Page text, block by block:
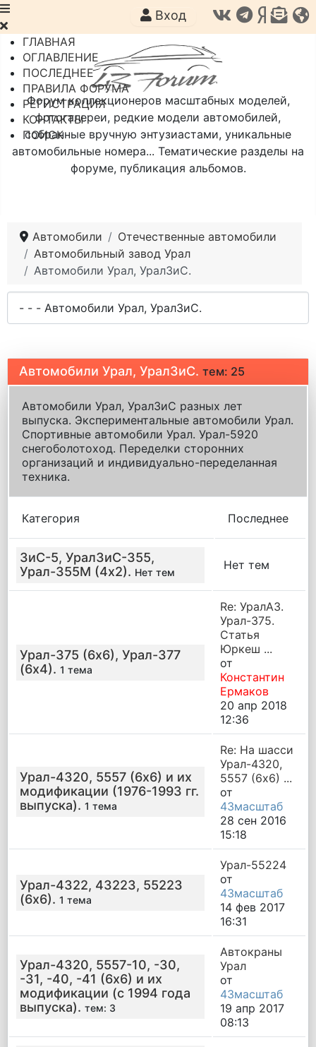
Форум коллекционеров масштабных моделей,
фотогалереи, редкие модели автомобилей,
собранные вручную энтузиастами, уникальные
автомобильные номера... Тематические разделы на
форуме, публикация альбомов.
Вход
ГЛАВНАЯ
ОГЛАВЛЕНИЕ
ПОСЛЕДНЕЕ
ПРАВИЛА ФОРУМА
РЕГИСТРАЦИЯ
КОНТАКТЫ
ПОИСК
Автомобили
Отечественные автомобили
Автомобильный завод Урал
Автомобили Урал, УралЗиС.
Автомобили Урал, УралЗиС. тем: 25
Автомобили Урал, УралЗиС разных лет
выпуска. Экспериментальные автомобили Урал.
Спортивные автомобили Урал. Урал-5920
снегоболотоход. Переделки сторонних
организаций и индивидуально-переделанная
техника.
Категория Последнее
ЗиС-5, УралЗиС-355,
Урал-355М (4х2). Нет тем
Нет тем
Урал-375 (6х6), Урал-377
(6х4). 1 тема
Re: УралАЗ.
Урал-375.
Статья
Юркеш ...
от
Константин
Ермаков
20 апр 2018
12:36
Урал-4320, 5557 (6х6) и их
модификации (1976-1993 гг.
выпуска). 1 тема
Re: На шасси
Урал-4320,
5557 (6х6) ...
от
43масштаб
28 сен 2016
15:18
Урал-4322, 43223, 55223
(6х6). 1 тема
Урал-55224
от
43масштаб
14 фев 2017
16:31
Урал-4320, 5557-10, -30,
-31, -40, -41 (6х6) и их
модификации (с 1994 года
выпуска). тем: 3
Автокраны
Урал
от
43масштаб
19 апр 2017
08:13